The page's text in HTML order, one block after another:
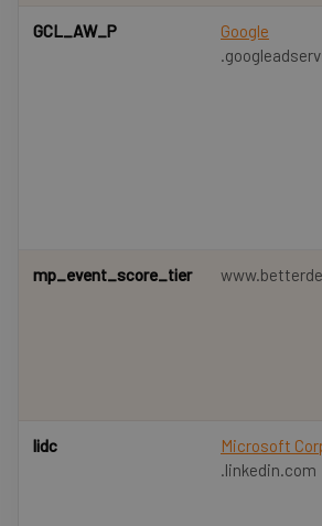
GCL_AW_P
Google
mp_event_score_tier
lidc
Microsoft
.linkedin.com